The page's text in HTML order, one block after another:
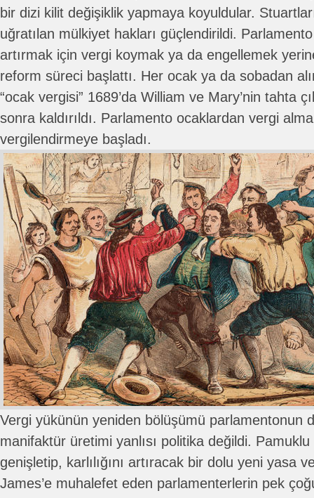
bir dizi kilit değişiklik yapmaya koyuldular.
uğratılan mülkiyet hakları güçlendirildi.
artırmak için vergi koymak ya da engellemek
reform süreci başlattı. Her ocak ya da sobadan
“ocak vergisi” 1689’da William ve Mary’nin tahta
sonra kaldırıldı. Parlamento ocaklardan vergi
vergilendirmeye başladı.
Vergi yükünün yeniden bölüşümü parlamentonun
manifaktür üretimi yanlısı politika değildi.
genişletip, karlılığını artıracak bir dolu yeni yasa
James’e muhalefet eden parlamenterlerin pek